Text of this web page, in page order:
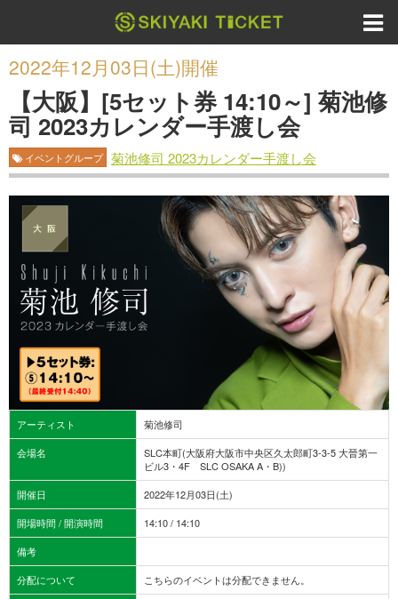
2022年12月03日(土)開催
【大阪】[5セット券 14:10～] 菊池修
司 2023カレンダー手渡し会
イベントグループ 菊池修司 2023カレンダー手渡し会
アーティスト
菊池修司
会場名
SLC本町(大阪府大阪市中央区久太郎町3-3-5 大晉第一
ビル3・4F SLC OSAKA A・B))
開催日
2022年12月03日(土)
開場時間 / 開演時間
14:10 / 14:10
備考
分配について
こちらのイベントは分配できません。